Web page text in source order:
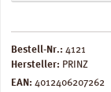
Bestell-Nr.: 4121
Hersteller: PRINZ
EAN: 4012406207262